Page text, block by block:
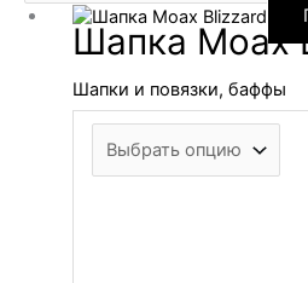
Шапка Moax
Шапки и повязки, баффы